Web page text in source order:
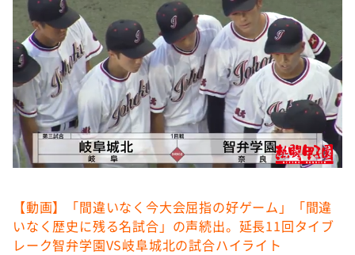
【動画】「間違いなく今大会屈指の好ゲーム」「間違
いなく歴史に残る名試合」の声続出。延長11回タイブ
レーク智弁学園VS岐阜城北の試合ハイライト